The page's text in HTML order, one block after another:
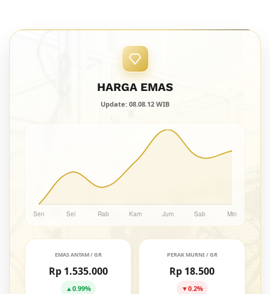
HARGA EMAS
Update: 08.08.12 WIB
EMAS ANTAM / GR
Rp 1.535.000
▲0.99%
PERAK MURNI / GR
Rp 18.500
▼0.2%